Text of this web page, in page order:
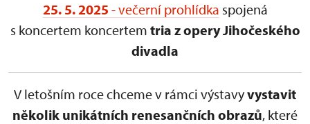
25. 5. 2025 - večerní prohlídka spojená
s koncertem koncertem tria z opery Jihočeského
divadla
V letošním roce chceme v rámci výstavyvystavit
několik unikátních renesančních obrazů, které